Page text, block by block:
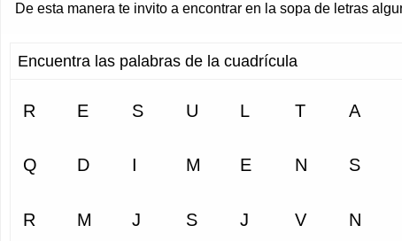
De esta manera te invito a encontrar en la sopa de letras